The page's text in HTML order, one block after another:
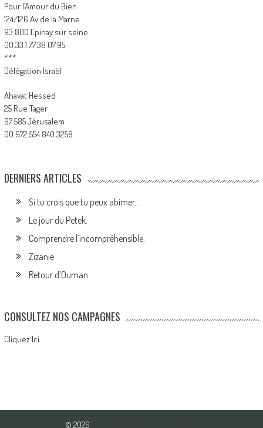
Pour l’Amour du Bien
124/126 Av de la Marne
93 800 Epinay sur seine
00.33.1.77.38.07.95
***
Délégation Israël
Ahavat Hessed
25 Rue Tager
97 585 Jérusalem
00.972.554.840.3258
DERNIERS ARTICLES
Si tu crois que tu peux abimer…
Le jour du Petek.
Comprendre l’incompréhensible.
Zizanie.
Retour d’Ouman.
CONSULTEZ NOS CAMPAGNES
Cliquez Ici
© 2026